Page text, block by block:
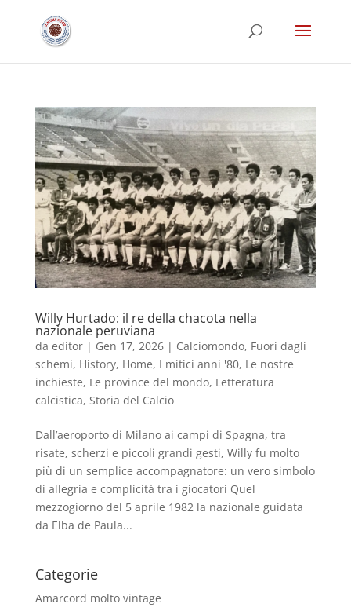
Willy Hurtado: il re della chacota nella
nazionale peruviana
da editor| Gen 17, 2026| Calciomondo, Fuori dagli
schemi, History, Home, I mitici anni '80, Le nostre
inchieste, Le province del mondo, Letteratura
calcistica, Storia del Calcio
Dall’aeroporto di Milano ai campi di Spagna, tra
risate, scherzi e piccoli grandi gesti, Willy fu molto
più di un semplice accompagnatore: un vero simbolo
di allegria e complicità tra i giocatori Quel
mezzogiorno del 5 aprile 1982 la nazionale guidata
da Elba de Paula...
Categorie
Amarcord molto vintage